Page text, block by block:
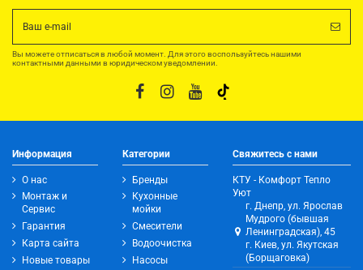
Вы можете отписаться в любой момент. Для этого воспользуйтесь нашими
контактными данными в юридическом уведомлении.
Информация
О нас
Монтаж и
Сервис
Гарантия
Карта сайта
Новые товары
Категории
Бренды
Кухонные
мойки
Смесители
Водоочистка
Насосы
Свяжитесь с нами
КТУ - Комфорт Тепло
Уют
г. Днепр, ул. Ярослав
Мудрого (бывшая
Ленинградская), 45
г. Киев, ул. Якутская
(Борщаговка)